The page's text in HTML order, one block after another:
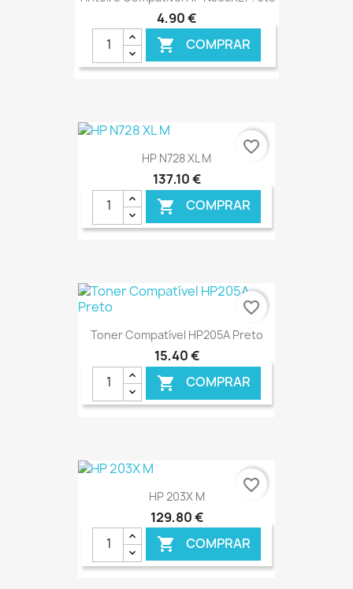
4,90 €
 COMPRAR
€ ONLINE
HP N728 XL M
137,10 €
 COMPRAR
€ ONLINE
favorite_border
Toner Compatível HP205A Preto
15,40 €
 COMPRAR
favorite_border
HP 203X M
129,80 €
 COMPRAR
favorite_border